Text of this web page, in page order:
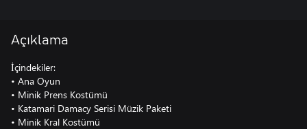
Açıklama
İçindekiler:
• Ana Oyun
• Minik Prens Kostümü
• Katamari Damacy Serisi Müzik Paketi
• Minik Kral Kostümü